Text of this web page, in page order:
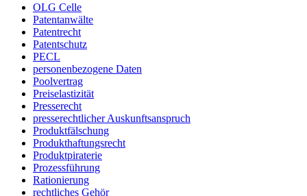
OLG Celle
Patentanwälte
Patentrecht
Patentschutz
PECL
personenbezogene Daten
Poolvertrag
Preiselastizität
Presserecht
presserechtlicher Auskunftsanspruch
Produktfälschung
Produkthaftungsrecht
Produktpiraterie
Prozessführung
Rationierung
rechtliches Gehör